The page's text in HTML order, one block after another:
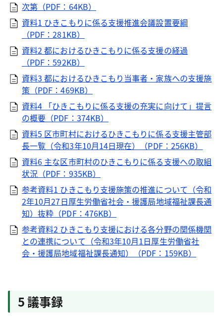
次第（PDF：64KB）
資料1 ひきこもりに係る支援推進会議設置要綱
（PDF：281KB）
資料2 都におけるひきこもりに係る支援の経過
（PDF：592KB）
資料3 都におけるひきこもり当事者・家族への支援施
策（PDF：469KB）
資料4 「ひきこもりに係る支援の充実に向けて」提言
の概要（PDF：374KB）
資料5 区市町村におけるひきこもりに係る支援主管部
長一覧（令和3年10月14日現在）（PDF：256KB）
資料6 主な区市町村のひきこもりに係る支援への取組
状況（PDF：935KB）
参考資料1 ひきこもり支援施策の推進について（令和
2年10月27日厚生労働省社会・援護局地域福祉課長通
知）抜粋（PDF：476KB）
参考資料2 ひきこもり支援における各分野の関係機関
との連携について（令和3年10月1日厚生労働省社
会・援護局地域福祉課長通知）（PDF：159KB）
5 議事録